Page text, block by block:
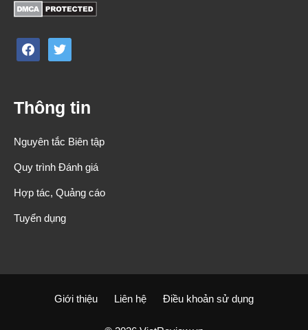
facebooktwitter
Thông tin
Nguyên tắc Biên tập
Quy trình Đánh giá
Hợp tác, Quảng cáo
Tuyển dụng
Giới thiệu Liên hệ Điều khoản sử dụng